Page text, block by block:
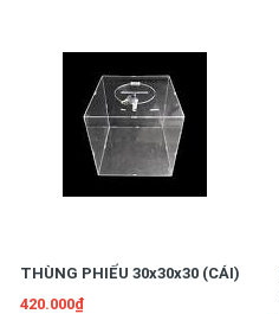
THÙNG PHIẾU 30x30x30 (CÁI)
420.000₫